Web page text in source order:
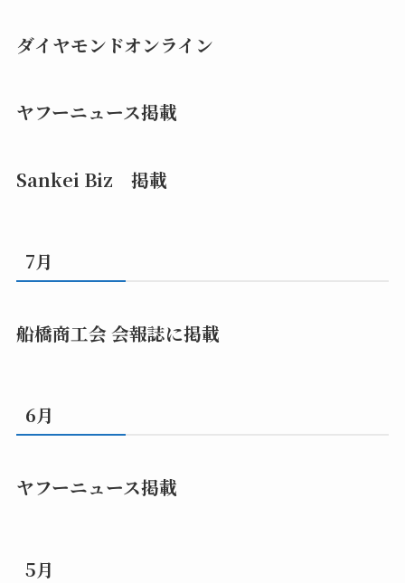
ダイヤモンドオンライン
ヤフーニュース掲載
Sankei Biz 掲載
7月
船橋商工会 会報誌に掲載
6月
ヤフーニュース掲載
5月